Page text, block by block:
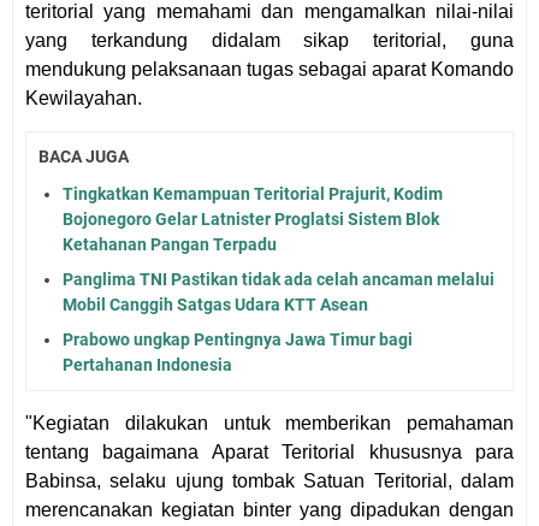
teritorial yang memahami dan mengamalkan nilai-nilai
yang terkandung didalam sikap teritorial, guna
mendukung pelaksanaan tugas sebagai aparat Komando
Kewilayahan.
BACA JUGA
Tingkatkan Kemampuan Teritorial Prajurit, Kodim
Bojonegoro Gelar Latnister Proglatsi Sistem Blok
Ketahanan Pangan Terpadu
Panglima TNI Pastikan tidak ada celah ancaman melalui
Mobil Canggih Satgas Udara KTT Asean
Prabowo ungkap Pentingnya Jawa Timur bagi
Pertahanan Indonesia
"Kegiatan dilakukan untuk memberikan pemahaman
tentang bagaimana Aparat Teritorial khususnya para
Babinsa, selaku ujung tombak Satuan Teritorial, dalam
merencanakan kegiatan binter yang dipadukan dengan